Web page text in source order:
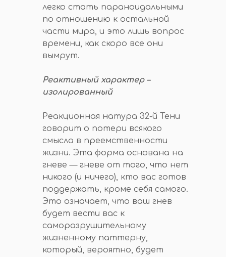
легко стать параноидальными
по отношению к остальной
части мира, и это лишь вопрос
времени, как скоро все они
вымрут.
Реактивный характер –
изолированный
Реакционная натура 32-й Тени
говорит о потери всякого
смысла в преемственности
жизни. Эта форма основана на
гневе — гневе от того, что нет
никого (и ничего), кто вас готов
поддержать, кроме себя самого.
Это означает, что ваш гнев
будет вести вас к
саморазрушительному
жизненному паттерну,
который, вероятно, будет